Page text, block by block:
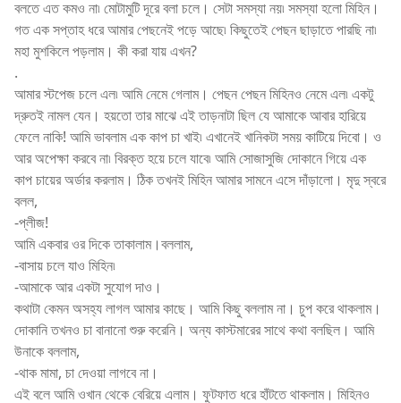
বলতে এত কমও না৷ মোটামুটি দূরে বলা চলে। সেটা সমস্যা নয়৷ সমস্যা হলো মিহিন।
গত এক সপ্তাহ ধরে আমার পেছনেই পড়ে আছে৷ কিছুতেই পেছন ছাড়াতে পারছি না৷
মহা মুশকিলে পড়লাম। কী করা যায় এখন?
.
আমার স্টপেজ চলে এল৷ আমি নেমে গেলাম। পেছন পেছন মিহিনও নেমে এল৷ একটু
দ্রুতই নামল যেন। হয়তো তার মাঝে এই তাড়নাটা ছিল যে আমাকে আবার হারিয়ে
ফেলে নাকি! আমি ভাবলাম এক কাপ চা খাই৷ এখানেই খানিকটা সময় কাটিয়ে দিবো। ও
আর অপেক্ষা করবে না৷ বিরক্ত হয়ে চলে যাবে৷ আমি সোজাসুজি দোকানে গিয়ে এক
কাপ চায়ের অর্ডার করলাম। ঠিক তখনই মিহিন আমার সামনে এসে দাঁড়ালো। মৃদু স্বরে
বলল,
-প্লীজ!
আমি একবার ওর দিকে তাকালাম।বললাম,
-বাসায় চলে যাও মিহিন৷
-আমাকে আর একটা সুযোগ দাও।
কথাটা কেমন অসহ্য লাগল আমার কাছে। আমি কিছু বললাম না। চুপ করে থাকলাম।
দোকানি তখনও চা বানানো শুরু করেনি। অন্য কাস্টমারের সাথে কথা বলছিল। আমি
উনাকে বললাম,
-থাক মামা, চা দেওয়া লাগবে না।
এই বলে আমি ওখান থেকে বেরিয়ে এলাম। ফুটফাত ধরে হাঁটতে থাকলাম। মিহিনও